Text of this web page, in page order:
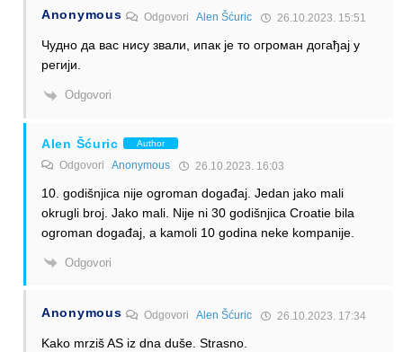
Anonymous OdgovoriAlen Šćuric 26.10.2023. 15:51
Чудно да вас нису звали, ипак је то огроман догађај у
регији.
Odgovori
Alen Šćuric Author
Odgovori Anonymous 26.10.2023. 16:03
10. godišnjica nije ogroman događaj. Jedan jako mali
okrugli broj. Jako mali. Nije ni 30 godišnjica Croatie bila
ogroman događaj, a kamoli 10 godina neke kompanije.
Odgovori
Anonymous OdgovoriAlen Šćuric 26.10.2023. 17:34
Kako mrziš AS iz dna duše. Strasno.